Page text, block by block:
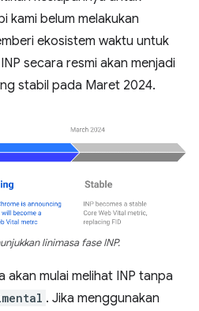
kami belum melakukan
ekosistem waktu untuk
secara resmi akan menjadi
stabil pada Maret 2024.
linimasa fase INP.
akan mulai melihat INP tanpa
. Jika menggunakan